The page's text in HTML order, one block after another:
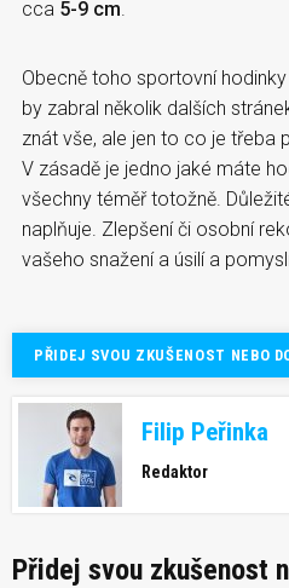
cca 5-9 cm
Obecně toho sportovní
by zabral několik dalších
znát vše, ale jen to co je třeba
V zásadě je jedno jaké máte
všechny téměř totožně.
naplňuje. Zlepšení či osobní
vašeho snažení a úsilí a
PŘIDEJ SVOU ZKUŠENOST NEBO
Filip Peřinka
Redaktor
Přidej svou zkušenost